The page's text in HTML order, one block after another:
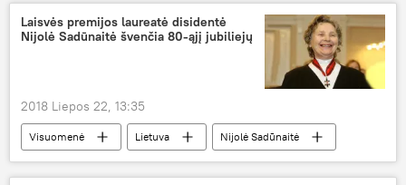
Sirija
Izraelis Baltieji šalmai
Laisvės premijos laureatė disidentė
Nijolė Sadūnaitė švenčia 80-ąjį jubiliejų
2018 Liepos 22, 13:35
Visuomenė Lietuva
Nijolė Sadūnaitė
jubilejus